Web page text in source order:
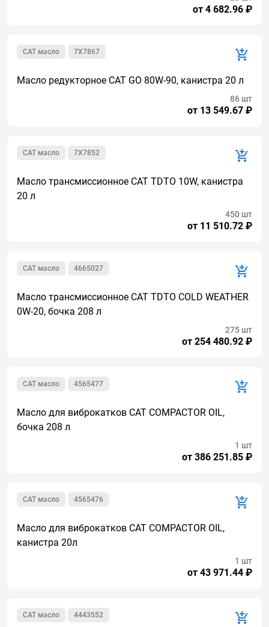
от 4 682.96 ₽
7X7867
CAT масло
Масло редукторное CAT GO 80W-90, канистра 20 л
от 13 549.67 ₽
86 шт
7X7852
CAT масло
Масло трансмиссионное CAT TDTO 10W, канистра
20 л
от 11 510.72 ₽
450 шт
4665027
CAT масло
Масло трансмиссионное CAT TDTO COLD WEATHER
0W-20, бочка 208 л
от 254 480.92 ₽
275 шт
4565477
CAT масло
Масло для виброкатков CAT COMPACTOR OIL,
бочка 208 л
от 386 251.85 ₽
1 шт
4565476
CAT масло
Масло для виброкатков CAT COMPACTOR OIL,
канистра 20л
от 43 971.44 ₽
1 шт
4443552
CAT масло